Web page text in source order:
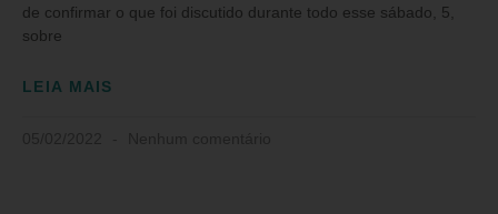
de confirmar o que foi discutido durante todo esse sábado, 5,
sobre
LEIA MAIS